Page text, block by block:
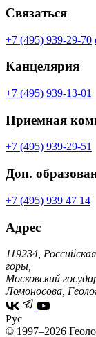
Связаться
+7 (495) 939-29-70
Канцелярия
+7 (495) 939-13-01
Приемная
+7 (495) 939-29-51
Доп.
+7 (495) 939 47 14
Адрес
119234,
горы,
Московский
Ломоносова,
Рус
© 1997–2026